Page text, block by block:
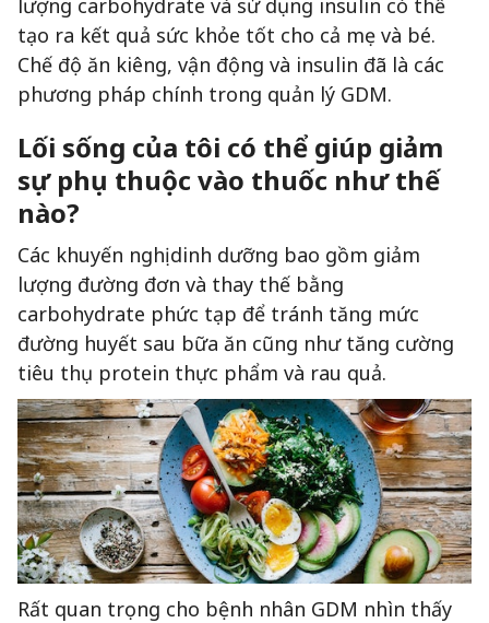
lượng carbohydrate và sử dụng insulin có thể
tạo ra kết quả sức khỏe tốt cho cả mẹ và bé.
Chế độ ăn kiêng, vận động và insulin đã là các
phương pháp chính trong quản lý GDM.
Lối sống của tôi có thể giúp giảm
sự phụ thuộc vào thuốc như thế
nào?
Các khuyến nghị dinh dưỡng bao gồm giảm
lượng đường đơn và thay thế bằng
carbohydrate phức tạp để tránh tăng mức
đường huyết sau bữa ăn cũng như tăng cường
tiêu thụ protein thực phẩm và rau quả.
Rất quan trọng cho bệnh nhân GDM nhìn thấy